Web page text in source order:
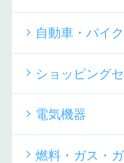
自動車・バイ
ショッピング
電気機器
燃料・ガス・